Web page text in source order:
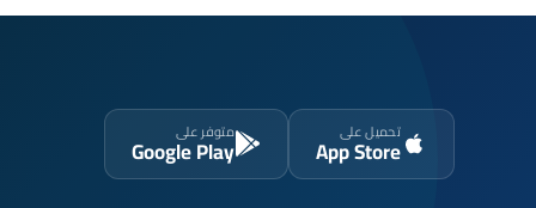
تحميل على
App Store
متوفر على
Google Play